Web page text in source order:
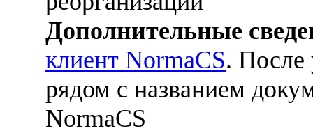
Дополнительные
клиент NormaCS. После
рядом с названием
NormaCS